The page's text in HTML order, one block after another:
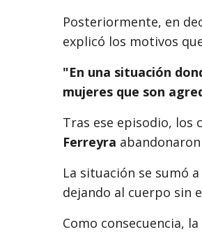
Posteriormente, en
explicó los motivos
"En una situación
mujeres que son
Tras ese episodio, los
Ferreyra
La situación se sumó
dejando al cuerpo sin
Como consecuencia,